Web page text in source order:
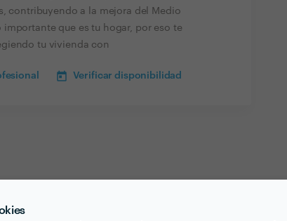
contribuyendo a la mejora del Medio
que es tu hogar, por eso te
tu vivienda con
Verificar disponibilidad